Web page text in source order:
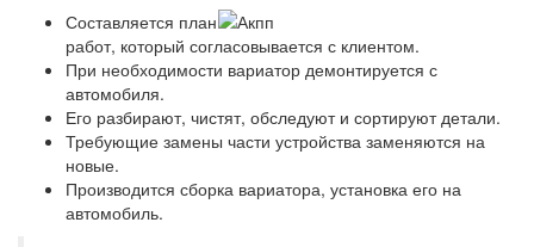
Составляется план
работ, который согласовывается с клиентом.
При необходимости вариатор демонтируется с
автомобиля.
Его разбирают, чистят, обследуют и сортируют детали.
Требующие замены части устройства заменяются на
новые.
Производится сборка вариатора, установка его на
автомобиль.